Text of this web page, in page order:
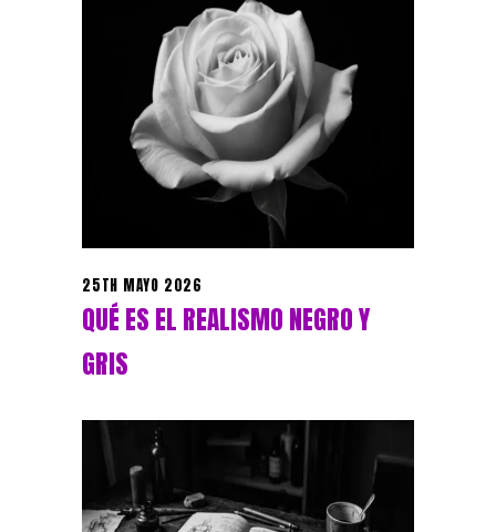
25TH MAYO 2026
QUÉ ES EL REALISMO NEGRO Y
GRIS